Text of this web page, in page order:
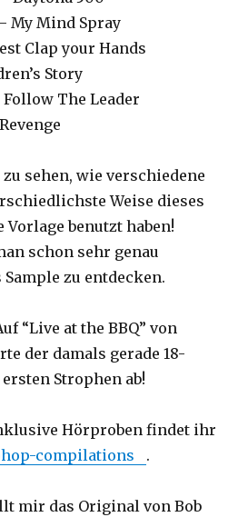
My Mind Spray
Clap your Hands
Story
The Leader
sehen, wie verschiedene
Weise dieses
Vorlage benutzt haben!
schon sehr genau
zu entdecken.
“Live at the BBQ” von
der damals gerade 18-
Strophen ab!
Hörproben findet ihr
compilations .
mir das Original von Bob